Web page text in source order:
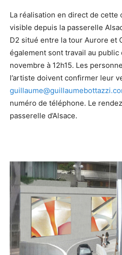
La réalisation en direct de cette
visible depuis la passerelle
D2 situé entre la tour Aurore et
également sont travail au public
novembre à 12h15. Les
l’artiste doivent confirmer leur
numéro de téléphone. Le
passerelle d’Alsace.